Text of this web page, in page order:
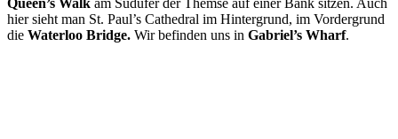
hier sieht man St. Paul’s Cathedral im Hintergrund, im Vordergrund
die Waterloo Bridge. Wir befinden uns in Gabriel’s Wharf.